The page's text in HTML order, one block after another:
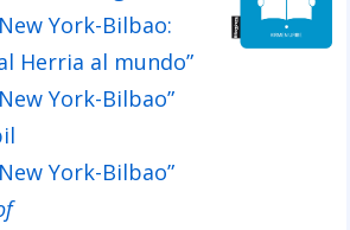
York-Bilbao:
Herria al mundo”
York-Bilbao”
York-Bilbao”